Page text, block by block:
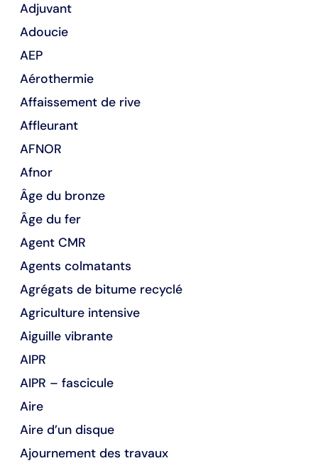
Adjuvant
Adoucie
AEP
Aérothermie
Affaissement de rive
Affleurant
AFNOR
Afnor
Âge du bronze
Âge du fer
Agent CMR
Agents colmatants
Agrégats de bitume recyclé
Agriculture intensive
Aiguille vibrante
AIPR
AIPR – fascicule
Aire
Aire d’un disque
Ajournement des travaux